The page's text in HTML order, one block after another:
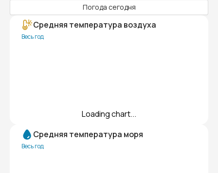
Погода сегодня
Средняя температура воздуха
Весь год
Loading chart...
Средняя температура моря
Весь год